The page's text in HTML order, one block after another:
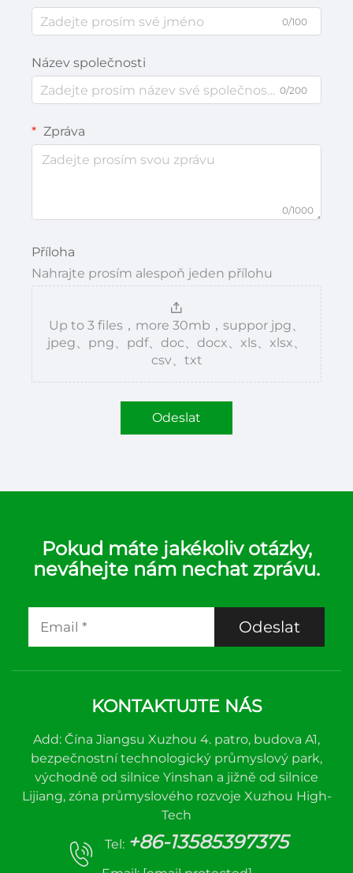
0/100
Název společnosti
0/200
Zpráva
0/1000
Příloha
Nahrajte prosím alespoň jeden přílohu
Up to 3 files，more 30mb，suppor jpg、
jpeg、png、pdf、doc、docx、xls、xlsx、
csv、txt
Odeslat
Pokud máte jakékoliv otázky,
neváhejte nám nechat zprávu.
Odeslat
KONTAKTUJTE NÁS
Add: Čína Jiangsu Xuzhou 4. patro, budova A1,
bezpečnostní technologický průmyslový park,
východně od silnice Yinshan a jižně od silnice
Lijiang, zóna průmyslového rozvoje Xuzhou High-
Tech
Tel: +86-13585397375